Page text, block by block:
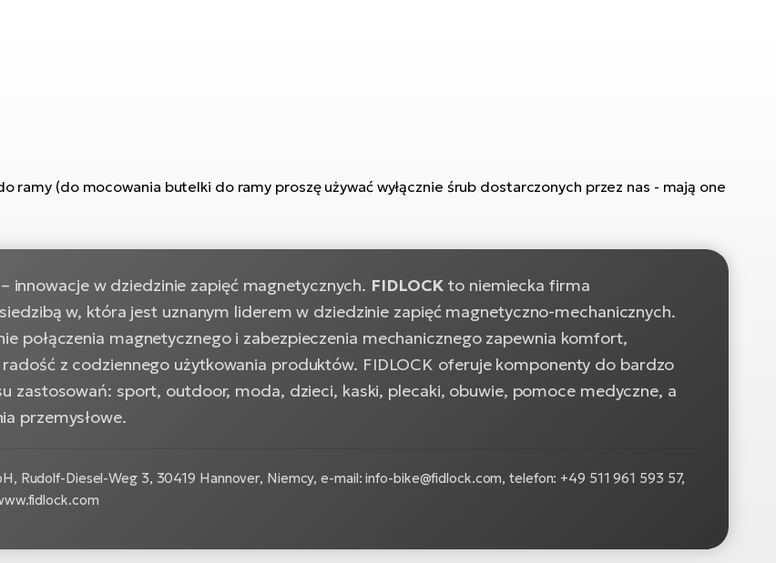
ramy (do mocowania butelki do ramy proszę używać wyłącznie śrub dostarczonych przez nas - mają one
– innowacje w dziedzinie zapięć magnetycznych. FIDLOCK to niemiecka firma
w, która jest uznanym liderem w dziedzinie zapięć magnetyczno-mechanicznych.
połączenia magnetycznego i zabezpieczenia mechanicznego zapewnia komfort,
z codziennego użytkowania produktów. FIDLOCK oferuje komponenty do bardzo
zastosowań: sport, outdoor, moda, dzieci, kaski, plecaki, obuwie, pomoce medyczne, a
przemysłowe.
Rudolf-Diesel-Weg 3, 30419 Hannover, Niemcy, e-mail: info-bike@fidlock.com, telefon: +49 511 961 593 57,